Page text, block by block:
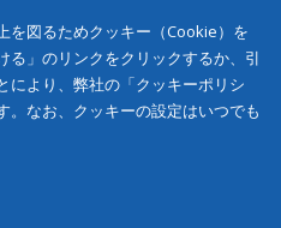
を図るためクッキー（Cookie）を
る」のリンクをクリックするか、引
により、弊社の「クッキーポリシ
。なお、クッキーの設定はいつでも